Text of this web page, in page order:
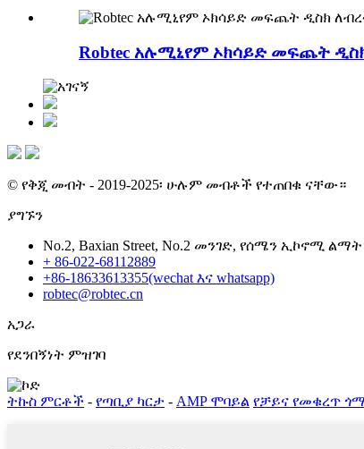
Robtec አሉሚኒየም ኦክሳይድ መፍጨት
© የቅጂ መብት - 2019-2025፡ ሁሉም መብቶች የተጠበቁ ናቸው።
ያግኙን
No.2, Baxian Street, No.2 መንገድ, የሰሜን ኢኮኖሚ
+ 86-022-68112889
+86-18633613355(wechat እና whatsapp)
robtec@robtec.cn
አጋራ
የደንበኝነት ምዝገባ
ትኩስ ምርቶች - የጣቢያ ካርታ - AMP ሞባይል የቻይና የመቁረጥ